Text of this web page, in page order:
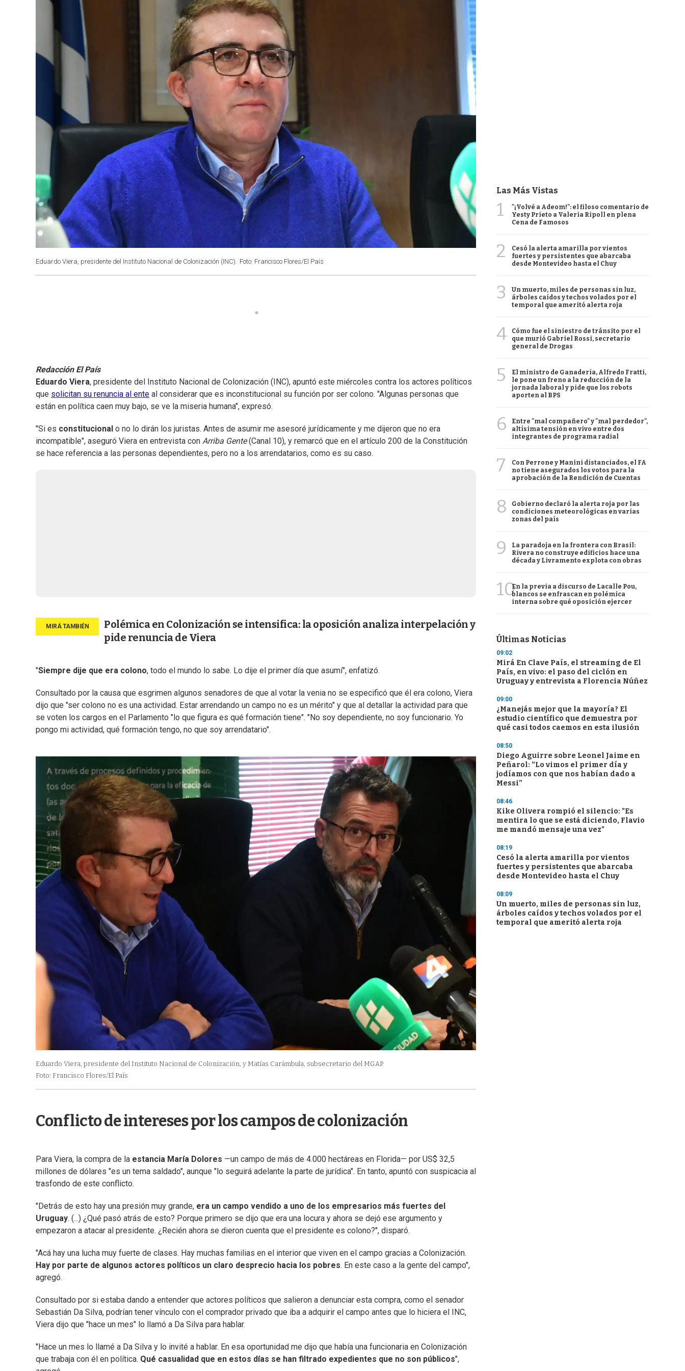
Eduardo Viera, presidente del Instituto Nacional de Colonización (INC). Foto: Francisco Flores/El País
Redacción El País
Eduardo Viera, presidente del Instituto Nacional de Colonización (INC), apuntó este miércoles contra los actores políticos
que solicitan su renuncia al ente al considerar que es inconstitucional su función por ser colono. "Algunas personas que
están en política caen muy bajo, se ve la miseria humana", expresó.
"Si es constitucional o no lo dirán los juristas. Antes de asumir me asesoré jurídicamente y me dijeron que no era
incompatible", aseguró Viera en entrevista con Arriba Gente(Canal 10), y remarcó que en el artículo 200 de la Constitución
se hace referencia a las personas dependientes, pero no a los arrendatarios, como es su caso.
Polémica en Colonización se intensifica: la oposición analiza interpelación y
pide renuncia de Viera
"Siempre dije que era colono, todo el mundo lo sabe. Lo dije el primer día que asumí", enfatizó.
Consultado por la causa que esgrimen algunos senadores de que al votar la venia no se especificó que él era colono, Viera
dijo que "ser colono no es una actividad. Estar arrendando un campo no es un mérito" y que al detallar la actividad para que
se voten los cargos en el Parlamento "lo que figura es qué formación tiene". "No soy dependiente, no soy funcionario. Yo
pongo mi actividad, qué formación tengo, no que soy arrendatario".
Eduardo Viera, presidente del Instituto Nacional de Colonización, y Matías Carámbula, subsecretario del MGAP.
Foto: Francisco Flores/El País
Conflicto de intereses por los campos de colonización
Para Viera, la compra de la estancia María Dolores —un campo de más de 4.000 hectáreas en Florida— por US$ 32,5
millones de dólares "es un tema saldado", aunque "lo seguirá adelante la parte de jurídica". En tanto, apuntó con suspicacia al
trasfondo de este conflicto.
"Detrás de esto hay una presión muy grande, era un campo vendido a uno de los empresarios más fuertes del
Uruguay. (...) ¿Qué pasó atrás de esto? Porque primero se dijo que era una locura y ahora se dejó ese argumento y
empezaron a atacar al presidente. ¿Recién ahora se dieron cuenta que el presidente es colono?", disparó.
"Acá hay una lucha muy fuerte de clases. Hay muchas familias en el interior que viven en el campo gracias a Colonización.
Hay por parte de algunos actores políticos un claro desprecio hacia los pobres. En este caso a la gente del campo",
agregó.
Consultado por si estaba dando a entender que actores políticos que salieron a denunciar esta compra, como el senador
Sebastián Da Silva, podrían tener vínculo con el comprador privado que iba a adquirir el campo antes que lo hiciera el INC,
Viera dijo que "hace un mes" lo llamó a Da Silva para hablar.
"Hace un mes lo llamé a Da Silva y lo invité a hablar. En esa oportunidad me dijo que había una funcionaria en Colonización
que trabaja con él en política. Qué casualidad que en estos días se han filtrado expedientes que no son públicos",
Las Más Vistas
1
"¡Volvé a Adeom!": el filoso comentario de
Yesty Prieto a Valeria Ripoll en plena
Cena de Famosos
2
Cesó la alerta amarilla por vientos
fuertes y persistentes que abarcaba
desde Montevideo hasta el Chuy
3
Un muerto, miles de personas sin luz,
árboles caídos y techos volados por el
temporal que ameritó alerta roja
4
Cómo fue el siniestro de tránsito por el
que murió Gabriel Rossi, secretario
general de Drogas
5
El ministro de Ganadería, Alfredo Fratti,
le pone un freno a la reducción de la
jornada laboral y pide que los robots
aporten al BPS
6
Entre "mal compañero" y "mal perdedor",
altísima tensión en vivo entre dos
integrantes de programa radial
7
Con Perrone y Manini distanciados, el FA
no tiene asegurados los votos para la
aprobación de la Rendición de Cuentas
8
Gobierno declaró la alerta roja por las
condiciones meteorológicas en varias
zonas del país
9
La paradoja en la frontera con Brasil:
Rivera no construye edificios hace una
década y Livramento explota con obras
10En la previa a discurso de Lacalle Pou,
blancos se enfrascan en polémica
interna sobre qué oposición ejercer
Últimas Noticias
09:02
Mirá En Clave País, el streaming de El
País, en vivo: el paso del ciclón en
Uruguay y entrevista a Florencia Núñez
09:00
¿Manejás mejor que la mayoría? El
estudio científico que demuestra por
qué casi todos caemos en esta ilusión
08:50
Diego Aguirre sobre Leonel Jaime en
Peñarol: “Lo vimos el primer día y
jodíamos con que nos habían dado a
Messi”
08:46
Kike Olivera rompió el silencio: "Es
mentira lo que se está diciendo, Flavio
me mandó mensaje una vez"
08:19
Cesó la alerta amarilla por vientos
fuertes y persistentes que abarcaba
desde Montevideo hasta el Chuy
08:09
Un muerto, miles de personas sin luz,
árboles caídos y techos volados por el
temporal que ameritó alerta roja